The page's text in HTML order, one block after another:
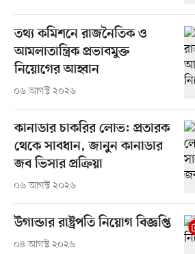
তথ্য কমিশনে রাজনৈতিক ও
আমলাতান্ত্রিক প্রভাবমুক্ত
নিয়োগের আহ্বান
০৬ আগস্ট ২০২৬
কানাডার চাকরির লোভ: প্রতারক
থেকে সাবধান, জানুন কানাডার
জব ভিসার প্রক্রিয়া
০৬ আগস্ট ২০২৬
উগান্ডার রাষ্ট্রপতি নিয়োগ বিজ্ঞপ্তি
০৪ আগস্ট ২০২৬